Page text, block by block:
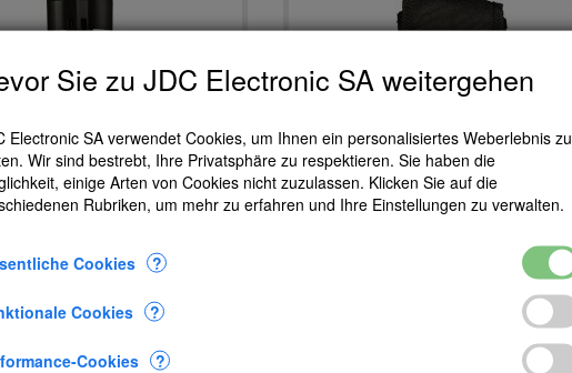
CHF 100.20
In den Warenkorb
Sie zu JDC Electronic SA weitergehen
Electronic SA verwendet Cookies, um Ihnen ein personalisiertes Weberlebnis zu
Wir sind bestrebt, Ihre Privatsphäre zu respektieren. Sie haben die
einige Arten von Cookies nicht zuzulassen. Klicken Sie auf die
Rubriken, um mehr zu erfahren und Ihre Einstellungen zu verwalten.
Cookies ?
Cookies ?
Cookies
?